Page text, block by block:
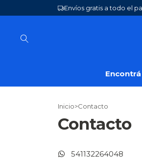
Envíos gratis a todo el
Inicio>Contacto
Contacto
541132264048